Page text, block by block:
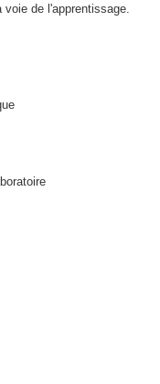
de l'apprentissage.